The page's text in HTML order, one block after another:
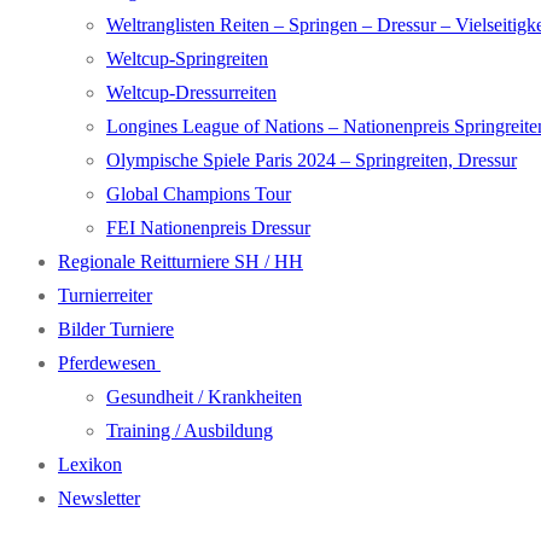
Weltranglisten Reiten – Springen – Dressur –
Weltcup-Springreiten
Weltcup-Dressurreiten
Longines League of Nations – Nationenpreis
Olympische Spiele Paris 2024 – Springreiten, Dressur
Global Champions Tour
FEI Nationenpreis Dressur
Regionale Reitturniere SH / HH
Turnierreiter
Bilder Turniere
Pferdewesen
Gesundheit / Krankheiten
Training / Ausbildung
Lexikon
Newsletter